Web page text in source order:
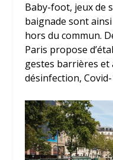
Baby-foot, jeux de
baignade sont
hors du commun.
Paris propose
gestes barrières et
désinfection,